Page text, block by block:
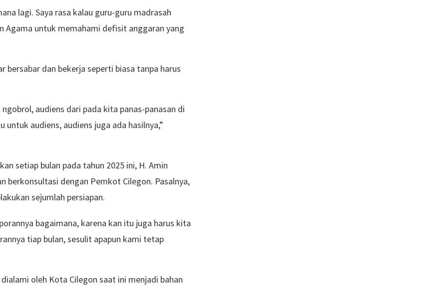
lagi. Saya rasa kalau guru-guru madrasah
Agama untuk memahami defisit anggaran yang
bersabar dan bekerja seperti biasa tanpa harus
audiens dari pada kita panas-panasan di
audiens, audiens juga ada hasilnya,”
setiap bulan pada tahun 2025 ini, H. Amin
berkonsultasi dengan Pemkot Cilegon. Pasalnya,
sejumlah persiapan.
bagaimana, karena kan itu juga harus kita
tiap bulan, sesulit apapun kami tetap
oleh Kota Cilegon saat ini menjadi bahan